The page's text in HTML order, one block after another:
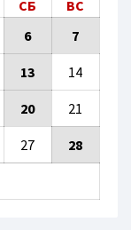
СБ
ВС
6 7
13 14
20 21
27 28